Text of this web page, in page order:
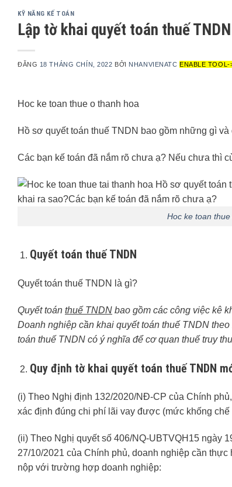
KỸ NĂNG KẾ TOÁN
Lập tờ khai quyết toán thuế
ĐĂNG 18 THÁNG CHÍN, 2022 BỞI NHANVIENATC ENABLE
Hoc ke toan thue o thanh hoa
Hồ sơ quyết toán thuế TNDN bao gồm những gì
Các bạn kế toán đã nắm rõ chưa ạ? Nếu chưa thì
Hoc ke toan
Quyết toán thuế TNDN
Quyết toán thuế TNDN là gì?
Quyết toán thuế TNDN bao gồm các công việc kê
Doanh nghiệp cần khai quyết toán thuế TNDN
toán thuế TNDN có ý nghĩa để cơ quan thuế truy
Quy định tờ khai quyết toán thuế TNDN
(i) Theo Nghị định 132/2020/NĐ-CP của Chính
xác định đúng chi phí lãi vay được (mức khống
(ii) Theo Nghị quyết số 406/NQ-UBTVQH15 ngày
27/10/2021 của Chính phủ, doanh nghiệp cần
nộp với trường hợp doanh nghiệp: